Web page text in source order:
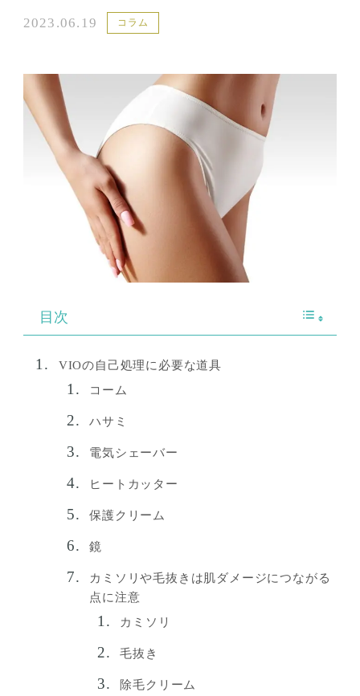
2023.06.19 コラム
目次
VIOの自己処理に必要な道具
コーム
ハサミ
電気シェーバー
ヒートカッター
保護クリーム
鏡
カミソリや毛抜きは肌ダメージにつながる
点に注意
カミソリ
毛抜き
除毛クリーム